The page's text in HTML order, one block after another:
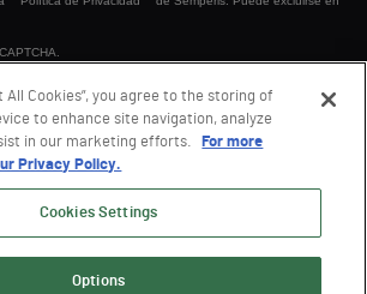
ENVIAR
All Cookies”, you agree to the storing of
to enhance site navigation, analyze
in our marketing efforts.
For more
Privacy Policy.
Cookies Settings
Options